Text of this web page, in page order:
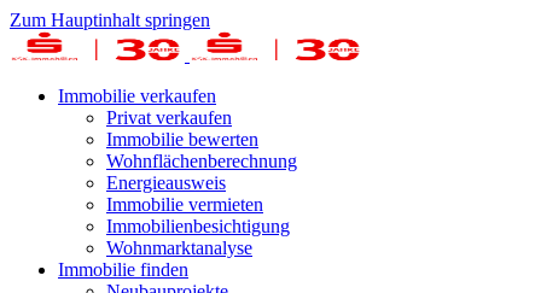
Zum Hauptinhalt springen
Immobilie verkaufen
Privat verkaufen
Immobilie bewerten
Wohnflächenberechnung
Energieausweis
Immobilie vermieten
Immobilienbesichtigung
Wohnmarktanalyse
Immobilie finden